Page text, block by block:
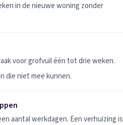
in de nieuwe woning zonder
voor grofvuil één tot drie weken.
die niet mee kunnen.
aantal werkdagen. Een verhuizing is